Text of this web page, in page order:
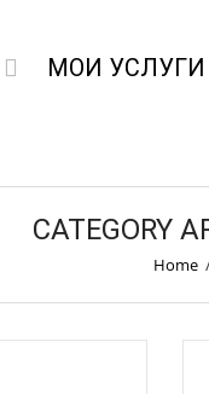
МОИ УСЛУГИ
CATEGORY
Home